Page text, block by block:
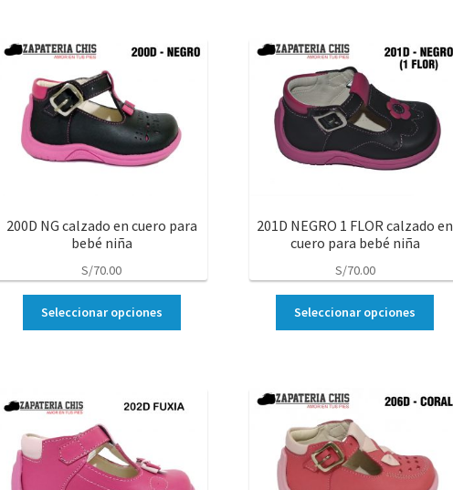
200D NG calzado en cuero para
bebé niña
S/70.00
Seleccionar opciones
201D NEGRO 1 FLOR calzado en
cuero para bebé niña
S/70.00
Seleccionar opciones